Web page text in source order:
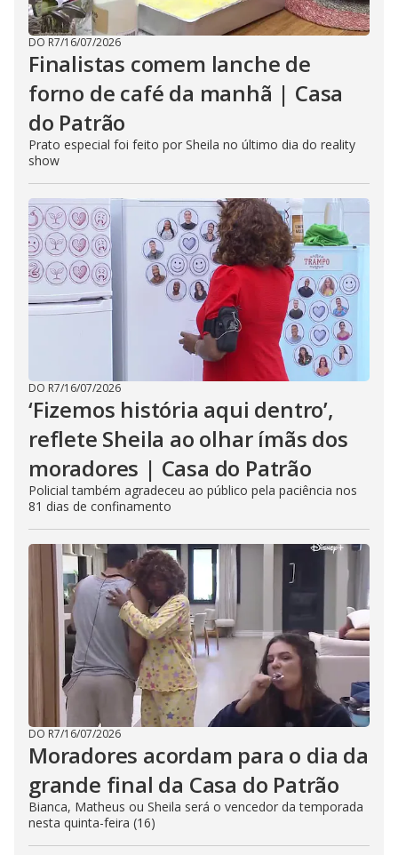
DO R7/16/07/2026
Finalistas comem lanche de
forno de café da manhã | Casa
do Patrão
Prato especial foi feito por Sheila no último dia do reality
show
DO R7/16/07/2026
‘Fizemos história aqui dentro’,
reflete Sheila ao olhar ímãs dos
moradores | Casa do Patrão
Policial também agradeceu ao público pela paciência nos
81 dias de confinamento
DO R7/16/07/2026
Moradores acordam para o dia da
grande final da Casa do Patrão
Bianca, Matheus ou Sheila será o vencedor da temporada
nesta quinta-feira (16)